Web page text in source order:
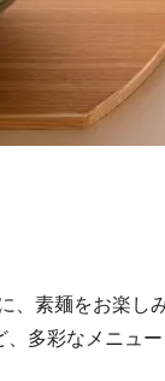
素麺をお楽し
多彩なメニュ